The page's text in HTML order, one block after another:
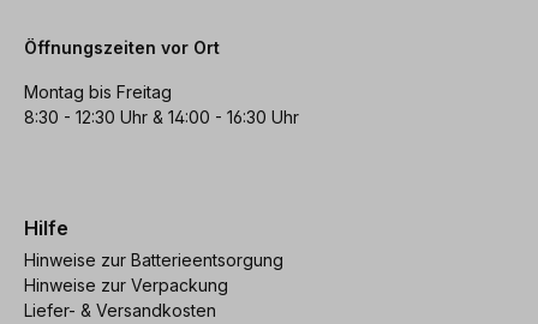
Öffnungszeiten vor Ort
Montag bis Freitag
8:30 - 12:30 Uhr & 14:00 - 16:30 Uhr
Hilfe
Hinweise zur Batterieentsorgung
Hinweise zur Verpackung
Liefer- & Versandkosten